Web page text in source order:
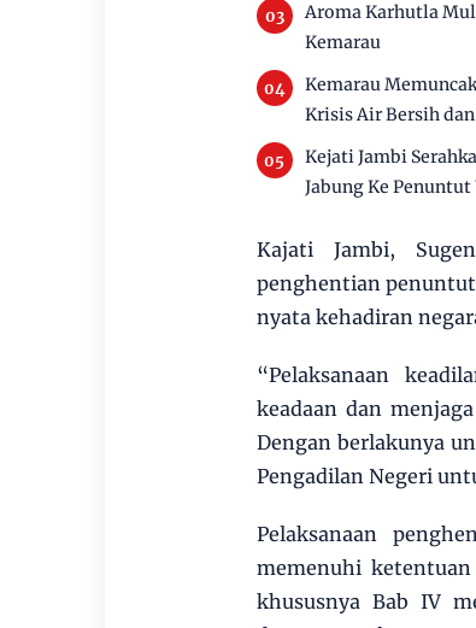
Aroma Karhutla
Kemarau
Kemarau
Krisis Air Bersih
Kejati Jambi
Jabung Ke
Kajati Jambi,
penghentian
nyata kehadiran
“Pelaksanaan
keadaan dan
Dengan berlakunya
Pengadilan Negeri
Pelaksanaan
memenuhi
khususnya Bab IV